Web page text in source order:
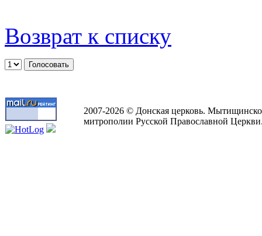
Возврат к списку
2007-2026 © Донская церковь.
митрополии Русской Православной